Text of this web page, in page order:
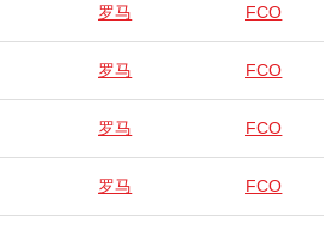
罗马 FCO
罗马 FCO
罗马 FCO
罗马 FCO